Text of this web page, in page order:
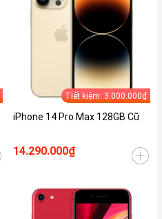
Tiết kiệm: 3.000.000₫
iPhone 14 Pro Max 128GB Cũ
14.290.000₫